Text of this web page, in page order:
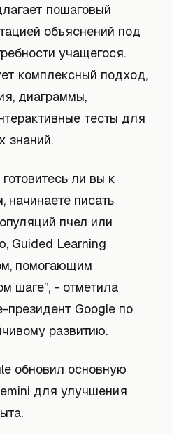
пошаговый
объяснений под
учащегося.
комплексный подход,
диаграммы,
тесты для
знаний.
ли вы к
начинаете писать
пчел или
Guided Learning
помогающим
шаге”, - отметила
президент Google по
развитию.
обновил основную
для улучшения